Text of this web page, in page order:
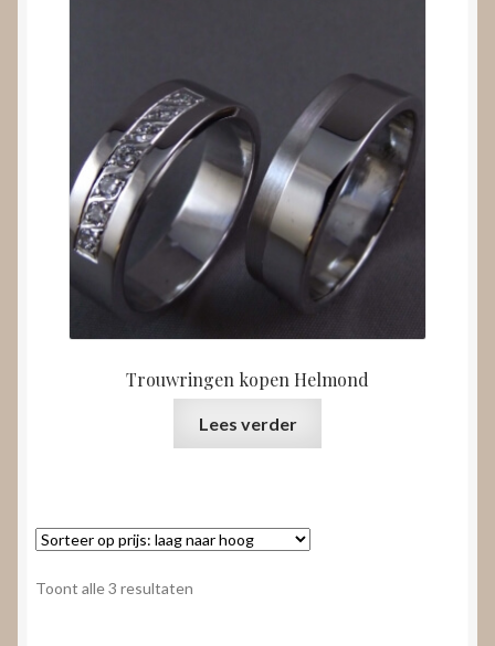
Trouwringen kopen Helmond
Lees verder
Toont alle 3 resultaten